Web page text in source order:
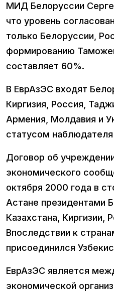
МИД Белоруссии
что уровень
только Белоруссии,
формированию
составляет 60%.
В ЕврАзЭС входят
Киргизия, Россия,
Армения, Молдавия и
статусом
Договор об
экономического
октября 2000 года в
Астане президентами
Казахстана, Киргизии,
Впоследствии к
присоединился
ЕврАзЭС является
экономической